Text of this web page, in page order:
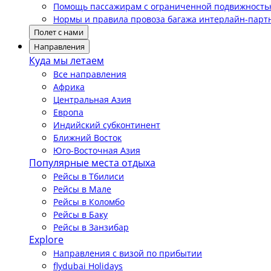
Помощь пассажирам с ограниченной
Нормы и правила провоза багажа интерлайн-
Полет с нами
Направления
Куда мы летаем
Все направления
Африка
Центральная Азия
Европа
Индийский субконтинент
Ближний Восток
Юго-Восточная Азия
Популярные места отдыха
Рейсы в Тбилиси
Рейсы в Мале
Рейсы в Коломбо
Рейсы в Баку
Рейсы в Занзибар
Explore
Направления с визой по прибытии
flydubai Holidays